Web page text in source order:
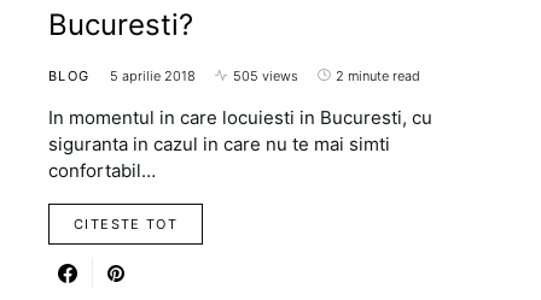
Bucuresti?
BLOG 5 aprilie 2018 505 views 2 minute read
In momentul in care locuiesti in Bucuresti, cu
siguranta in cazul in care nu te mai simti
confortabil…
CITESTE TOT